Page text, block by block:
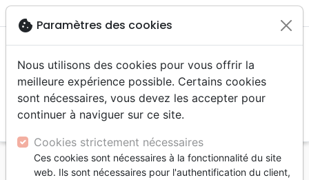
menu
Accueil Livres Audio Divers Une minute
cookie Paramètres des cookies
Nous utilisons des cookies pour vous offrir la
meilleure expérience possible. Certains cookies
sont nécessaires, vous devez les accepter pour
continuer à naviguer sur ce site.
Cookies strictement nécessaires
Ces cookies sont nécessaires à la fonctionnalité du site
web. Ils sont nécessaires pour l'authentification du client,